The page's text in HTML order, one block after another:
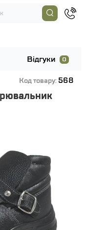
Відгуки 0
Код товару: 568